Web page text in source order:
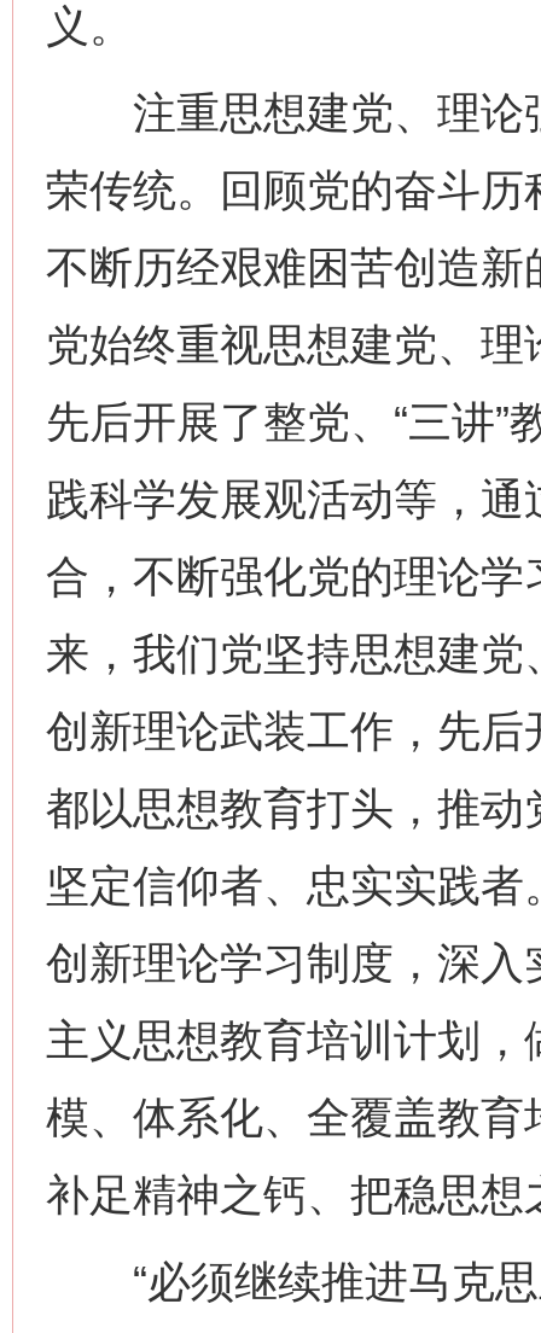
义。
注重思想建党、理论
荣传统。回顾党的奋斗
不断历经艰难困苦创造
党始终重视思想建党、
先后开展了整党、“三讲
践科学发展观活动等，
合，不断强化党的理论
来，我们党坚持思想建
创新理论武装工作，先
都以思想教育打头，推
坚定信仰者、忠实实践
创新理论学习制度，深
主义思想教育培训计划
模、体系化、全覆盖教
补足精神之钙、把稳思想
“必须继续推进马克思